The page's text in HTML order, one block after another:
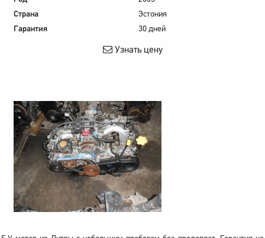
Страна
Эстония
Гарантия
30 дней
Узнать цену